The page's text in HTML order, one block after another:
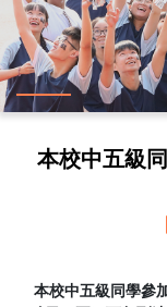
本校中五級
本校中五級同學參